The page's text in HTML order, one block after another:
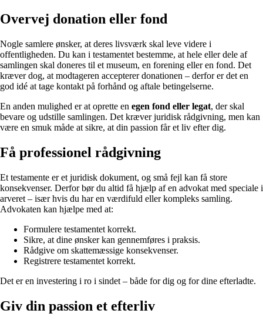
Overvej donation eller fond
Nogle samlere ønsker, at deres livsværk skal leve videre i
offentligheden. Du kan i testamentet bestemme, at hele eller dele af
samlingen skal doneres til et museum, en forening eller en fond. Det
kræver dog, at modtageren accepterer donationen – derfor er det en
god idé at tage kontakt på forhånd og aftale betingelserne.
En anden mulighed er at oprette en egen fond eller legat, der skal
bevare og udstille samlingen. Det kræver juridisk rådgivning, men kan
være en smuk måde at sikre, at din passion får et liv efter dig.
Få professionel rådgivning
Et testamente er et juridisk dokument, og små fejl kan få store
konsekvenser. Derfor bør du altid få hjælp af en advokat med speciale i
arveret – især hvis du har en værdifuld eller kompleks samling.
Advokaten kan hjælpe med at:
Formulere testamentet korrekt.
Sikre, at dine ønsker kan gennemføres i praksis.
Rådgive om skattemæssige konsekvenser.
Registrere testamentet korrekt.
Det er en investering i ro i sindet – både for dig og for dine efterladte.
Giv din passion et efterliv